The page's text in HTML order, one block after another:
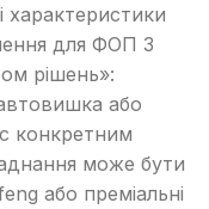
характеристики
для ФОП 3
рішень»:
або
конкретним
може бути
або преміальні